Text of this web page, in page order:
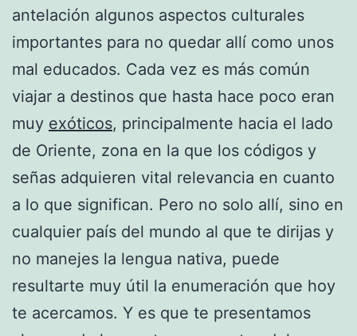
antelación algunos aspectos culturales
importantes para no quedar allí como unos
mal educados. Cada vez es más común
viajar a destinos que hasta hace poco eran
muy exóticos, principalmente hacia el lado
de Oriente, zona en la que los códigos y
señas adquieren vital relevancia en cuanto
a lo que significan. Pero no solo allí, sino en
cualquier país del mundo al que te dirijas y
no manejes la lengua nativa, puede
resultarte muy útil la enumeración que hoy
te acercamos. Y es que te presentamos